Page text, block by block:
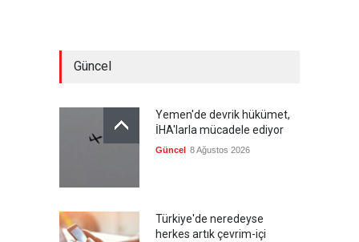
Güncel
Yemen'de devrik hükümet,
İHA'larla mücadele ediyor
Güncel 8 Ağustos 2026
Türkiye'de neredeyse
herkes artık çevrim-içi